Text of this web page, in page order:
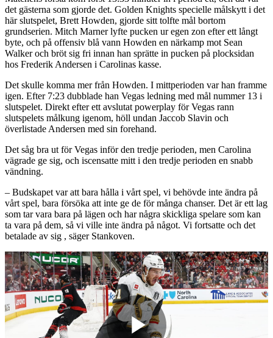
det gästerna som gjorde det. Golden Knights specielle målskytt i det
här slutspelet, Brett Howden, gjorde sitt tolfte mål bortom
grundserien. Mitch Marner lyfte pucken ur egen zon efter ett långt
byte, och på offensiv blå vann Howden en närkamp mot Sean
Walker och bröt sig fri innan han sprätte in pucken på plocksidan
hos Frederik Andersen i Carolinas kasse.
Det skulle komma mer från Howden. I mittperioden var han framme
igen. Efter 7:23 dubblade han Vegas ledning med mål nummer 13 i
slutspelet. Direkt efter ett avslutat powerplay för Vegas rann
slutspelets målkung igenom, höll undan Jaccob Slavin och
överlistade Andersen med sin forehand.
Det såg bra ut för Vegas inför den tredje perioden, men Carolina
vägrade ge sig, och iscensatte mitt i den tredje perioden en snabb
vändning.
– Budskapet var att bara hålla i vårt spel, vi behövde inte ändra på
vårt spel, bara försöka att inte ge de för många chanser. Det är ett lag
som tar vara bara på lägen och har några skickliga spelare som kan
ta vara på dem, så vi ville inte ändra på något. Vi fortsatte och det
betalade av sig , säger Stankoven.